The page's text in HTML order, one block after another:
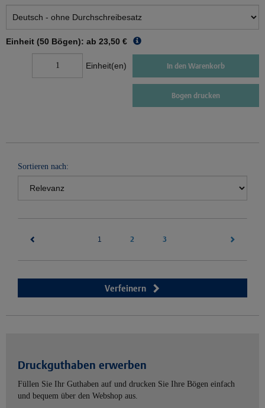
Einheit (50 Bögen): ab 23,50 €
Einheit(en) In den Warenkorb
Bogen drucken
Sortieren nach:
1 2 3
Verfeinern
Druckguthaben erwerben
Füllen Sie Ihr Guthaben auf und drucken Sie Ihre Bögen einfach
und bequem über den Webshop aus.